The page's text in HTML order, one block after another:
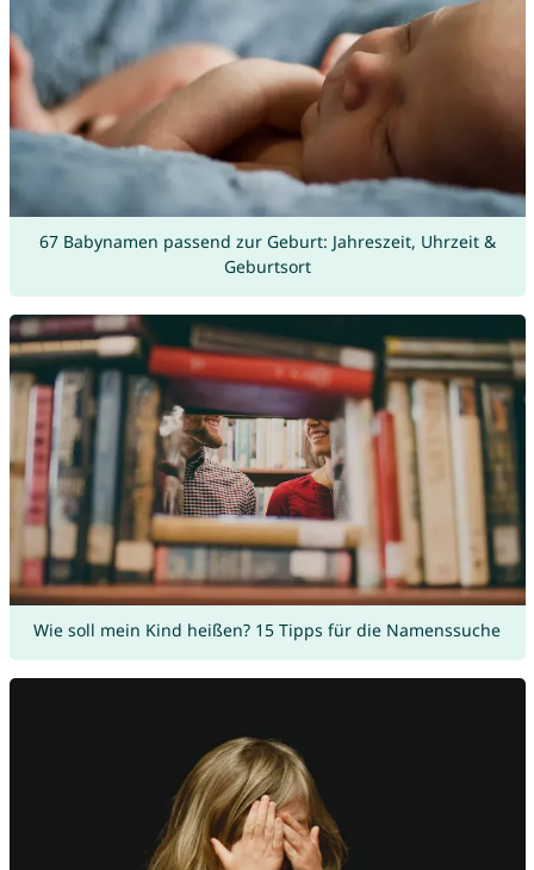
67 Babynamen passend zur Geburt: Jahreszeit, Uhrzeit &
Geburtsort
Wie soll mein Kind heißen? 15 Tipps für die Namenssuche